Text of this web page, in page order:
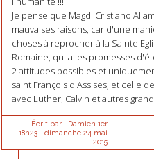
Je pense que Magdi Cristiano
mauvaises raisons, car d'une
choses à reprocher à la Sainte
Romaine, qui a les promesses
2 attitudes possibles et
saint François d'Assises, et celle
avec Luther, Calvin et autres
Écrit par : Damien 1er
18h23- dimanche 24 mai
2015